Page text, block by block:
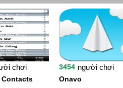
chơi
Contacts
3454 người chơi
Onavo